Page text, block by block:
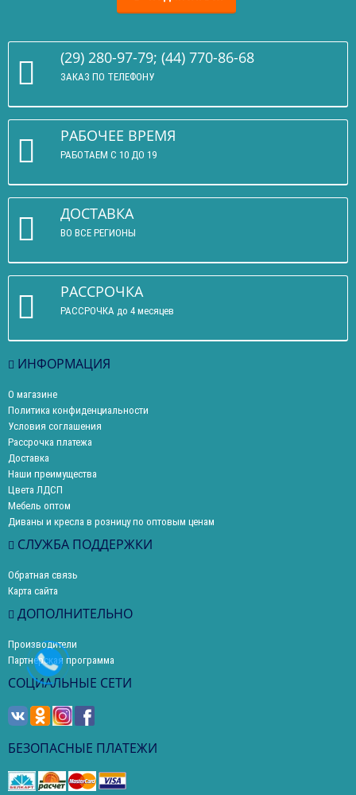
(29) 280-97-79; (44) 770-86-68
ЗАКАЗ ПО ТЕЛЕФОНУ
РАБОЧЕЕ ВРЕМЯ
РАБОТАЕМ С 10 ДО 19
ДОСТАВКА
ВО ВСЕ РЕГИОНЫ
РАССРОЧКА
РАССРОЧКА до 4 месяцев
ИНФОРМАЦИЯ
О магазине
Политика конфиденциальности
Условия соглашения
Рассрочка платежа
Доставка
Наши преимущества
Цвета ЛДСП
Мебель оптом
Диваны и кресла в розницу по оптовым ценам
СЛУЖБА ПОДДЕРЖКИ
Обратная связь
Карта сайта
ДОПОЛНИТЕЛЬНО
Производители
Партнерская программа
СОЦИАЛЬНЫЕ СЕТИ
БЕЗОПАСНЫЕ ПЛАТЕЖИ